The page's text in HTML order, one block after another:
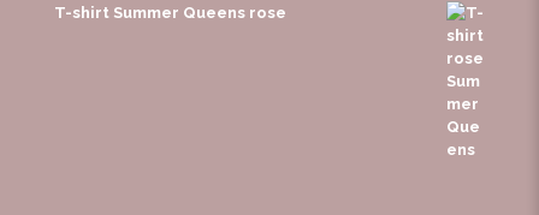
T-shirt Summer Queens rose